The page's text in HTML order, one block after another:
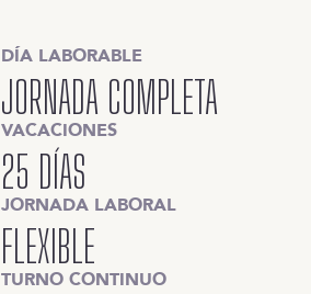
DÍA LABORABLE
JORNADA COMPLETA
VACACIONES
25 DÍAS
JORNADA LABORAL
FLEXIBLE
TURNO CONTINUO